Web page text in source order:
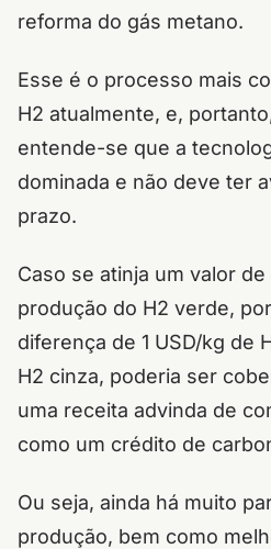
reforma do gás metano.
Esse é o processo mais
H2 atualmente, e,
entende-se que a
dominada e não deve ter
prazo.
Caso se atinja um valor de
produção do H2 verde,
diferença de 1 USD/kg de
H2 cinza, poderia ser
uma receita advinda de
como um crédito de
Ou seja, ainda há muito
produção, bem como